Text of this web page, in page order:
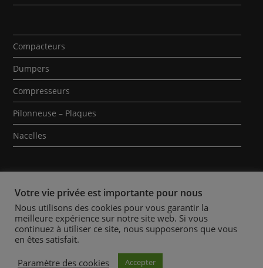
Compacteurs
Dumpers
Compresseurs
Pilonneuse – Plaques
Nacelles
Qui sommes-nous ? Contact
Mentions Légales
Conditions Générales de Location
Votre vie privée est importante pour nous
Nous utilisons des cookies pour vous garantir la
meilleure expérience sur notre site web. Si vous
continuez à utiliser ce site, nous supposerons que vous
en êtes satisfait.
Paramètre des cookies
Accepter